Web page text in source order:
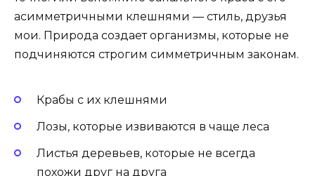
асимметричными клешнями — стиль, друзья
мои. Природа создает организмы, которые не
подчиняются строгим симметричным законам.
Крабы с их клешнями
Лозы, которые извиваются в чаще леса
Листья деревьев, которые не всегда
похожи друг на друга